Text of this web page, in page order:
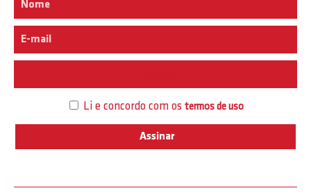
Li e concordo com os termos de uso